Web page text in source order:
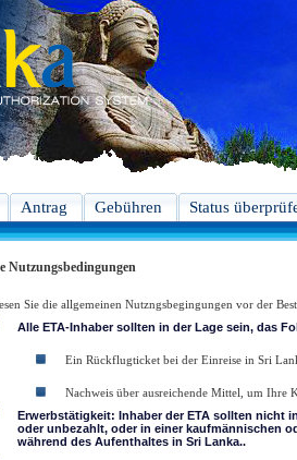
Antrag Gebühren Status
Nutzungsbedingungen
Sie die allgemeinen Nutzngsbegingungen vor der
Alle ETA-Inhaber sollten in der Lage sein, das
Ein Rückflugticket bei der Einreise in Sri
Nachweis über ausreichende Mittel, um Ihre
Erwerbstätigkeit: Inhaber der ETA sollten nicht
oder unbezahlt, oder in einer kaufmännischen
während des Aufenthaltes in Sri Lanka..